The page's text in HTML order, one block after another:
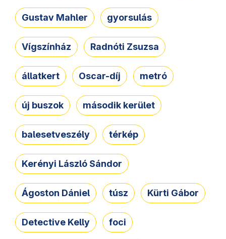
Gustav Mahler gyorsulás
Vígszínház Radnóti Zsuzsa
állatkert Oscar-díj metró
új buszok második kerület
balesetveszély térkép
Kerényi László Sándor
Ágoston Dániel túsz Kürti Gábor
Detective Kelly foci